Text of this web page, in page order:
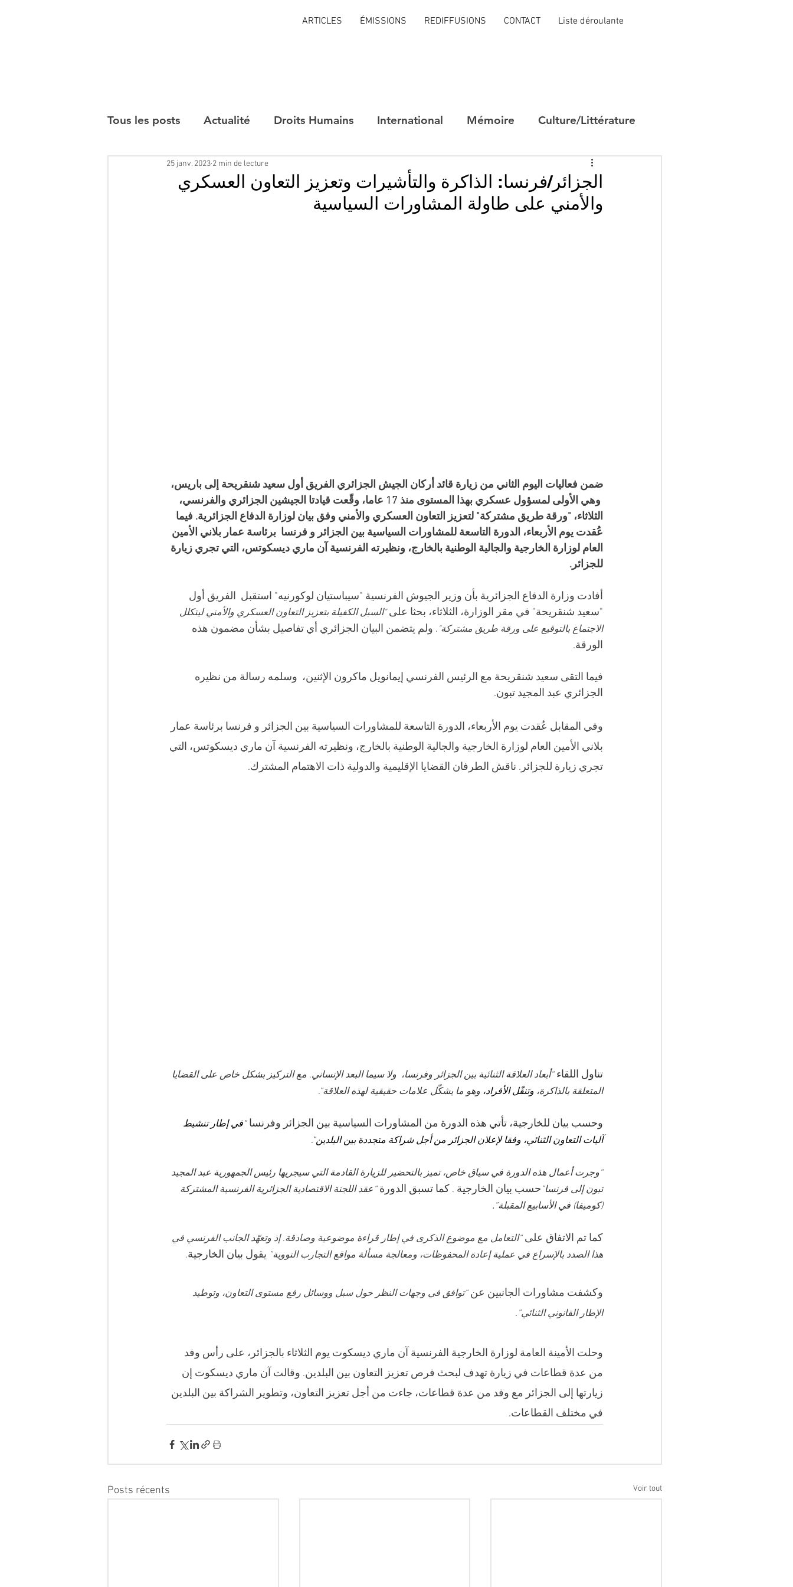
ARTICLES ÉMISSIONS REDIFFUSIONS CONTACT Liste déroulante
Tous les posts Actualité Droits Humains International Mémoire Culture/Littérature
Interviews
الجزائر/فرنسا: الذاكرة والتأشيرات وتعزيز التعاون العسكري
والأمني على طاولة المشاورات السياسية
25 janv. 2023 2 min de lecture
ضمن فعاليات اليوم الثاني من زيارة قائد أركان الجيش الجزائري الفريق أول سعيد شنقريحة إلى باريس،
وهي الأولى لمسؤول عسكري بهذا المستوى منذ 17 عاما، وقّعت قيادتا الجيشين الجزائري والفرنسي،
الثلاثاء، "ورقة طريق مشتركة" لتعزيز التعاون العسكري والأمني وفق بيان لوزارة الدفاع الجزائرية. فيما
عُقدت يوم الأربعاء، الدورة التاسعة للمشاورات السياسية بين الجزائر و فرنسا  برئاسة عمار بلاني الأمين
العام لوزارة الخارجية والجالية الوطنية بالخارج، ونظيرته الفرنسية آن ماري ديسكوتس، التي تجري زيارة
للجزائر.
أفادت وزارة الدفاع الجزائرية بأن وزير الجيوش الفرنسية "سيباستيان لوكورنيه" استقبل  الفريق أول
"سعيد شنقريحة" في مقر الوزارة، الثلاثاء، بحثا على "السبل الكفيلة بتعزيز التعاون العسكري والأمني ليتكلل
الاجتماع بالتوقيع على ورقة طريق مشتركة" . ولم يتضمن البيان الجزائري أي تفاصيل بشأن مضمون هذه
الورقة.
فيما التقى سعيد شنقريحة مع الرئيس الفرنسي إيمانويل ماكرون الإثنين،  وسلمه رسالة من نظيره
الجزائري عبد المجيد تبون.
وفي المقابل عُقدت يوم الأربعاء، الدورة التاسعة للمشاورات السياسية بين الجزائر و فرنسا برئاسة عمار
بلاني الأمين العام لوزارة الخارجية والجالية الوطنية بالخارج، ونظيرته الفرنسية آن ماري ديسكوتس، التي
تجري زيارة للجزائر. ناقش الطرفان القضايا الإقليمية والدولية ذات الاهتمام المشترك.
تناول اللقاء “أبعاد العلاقة الثنائية بين الجزائر وفرنسا،  ولا سيما البعد الإنساني. مع التركيز بشكل خاص على القضايا
المتعلقة بالذاكرة، وتنقّل الأفراد، وهو ما يشكّل علامات حقيقية لهذه العلاقة”.
وحسب بيان للخارجية، تأتي هذه الدورة من المشاورات السياسية بين الجزائر وفرنسا “في إطار تنشيط
آليات التعاون الثنائي، وفقا لإعلان الجزائر من أجل شراكة متجددة بين البلدين”.
“وجرت أعمال هذه الدورة في سياق خاص، تميز بالتحضير للزيارة القادمة التي سيجريها رئيس الجمهورية عبد المجيد
تبون إلى فرنسا” حسب بيان الخارجية . كما تسبق الدورة “عقد اللجنة الاقتصادية الجزائرية الفرنسية المشتركة
(كوميفا) في الأسابيع المقبلة” .
كما تم الاتفاق على “التعامل مع موضوع الذكرى في إطار قراءة موضوعية وصادقة. إذ وتعهّد الجانب الفرنسي في
هذا الصدد بالإسراع في عملية إعادة المحفوظات، ومعالجة مسألة مواقع التجارب النووية” يقول بيان الخارجية.
وكشفت مشاورات الجانبين عن “توافق في وجهات النظر حول سبل ووسائل رفع مستوى التعاون، وتوطيد
الإطار القانوني الثنائي” .
وحلت الأمينة العامة لوزارة الخارجية الفرنسية آن ماري ديسكوت يوم الثلاثاء بالجزائر، على رأس وفد
من عدة قطاعات في زيارة تهدف لبحث فرص تعزيز التعاون بين البلدين. وقالت آن ماري ديسكوت إن
زيارتها إلى الجزائر مع وفد من عدة قطاعات، جاءت من أجل تعزيز التعاون، وتطوير الشراكة بين البلدين
في مختلف القطاعات.
Posts récents Voir tout